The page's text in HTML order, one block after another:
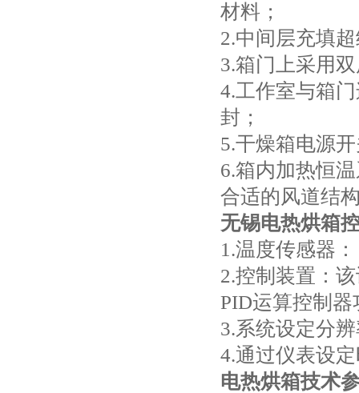
材料；
2.中间层充填
3.箱门上采用
4.工作室与箱
封；
5.干燥箱电源
6.箱内加热恒
合适的风道结
无锡电热烘箱
1.温度传感器
2.控制装置：
PID运算控制器
3.系统设定分
4.通过仪表设
电热烘箱技术